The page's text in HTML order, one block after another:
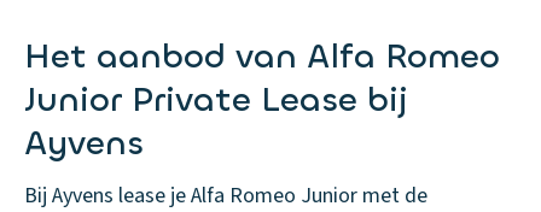
Het aanbod van Alfa Romeo
Junior Private Lease bij
Ayvens
Bij Ayvens lease je Alfa Romeo Junior met de